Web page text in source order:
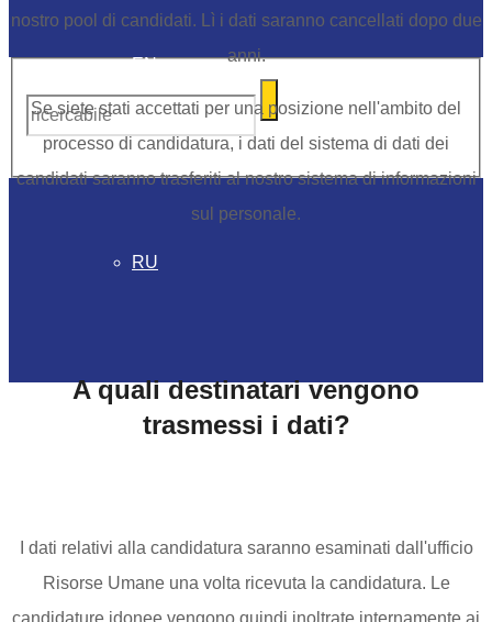
EN
RU
nostro pool di candidati. Lì i dati saranno cancellati dopo due
anni.
Se siete stati accettati per una posizione nell'ambito del
processo di candidatura, i dati del sistema di dati dei
candidati saranno trasferiti al nostro sistema di informazioni
sul personale.
A quali destinatari vengono
trasmessi i dati?
I dati relativi alla candidatura saranno esaminati dall'ufficio
Risorse Umane una volta ricevuta la candidatura. Le
candidature idonee vengono quindi inoltrate internamente ai